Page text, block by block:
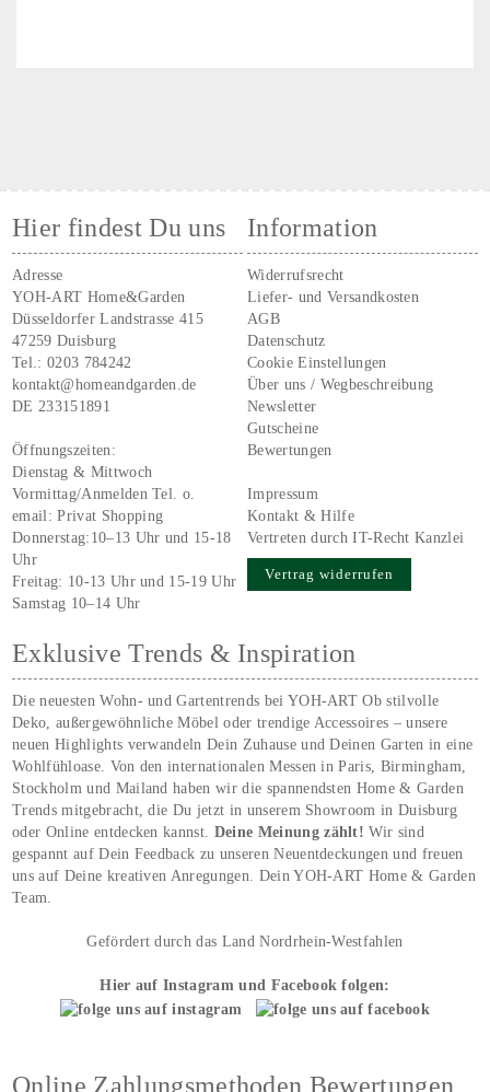
Hier findest Du uns
Adresse
YOH-ART Home&Garden
Düsseldorfer Landstrasse 415
47259 Duisburg
Tel.:0203 784242
kontakt@homeandgarden.de
DE 233151891
Öffnungszeiten:
Dienstag & Mittwoch
Vormittag/Anmelden Tel. o.
email:Privat Shopping
Donnerstag:10–13 Uhr und 15-18
Uhr
Freitag: 10-13 Uhr und 15-19 Uhr
Samstag 10–14 Uhr
Information
Widerrufsrecht
Liefer- und Versandkosten
AGB
Datenschutz
Cookie Einstellungen
Über uns / Wegbeschreibung
Newsletter
Gutscheine
Bewertungen
Impressum
Kontakt & Hilfe
Vertreten durch IT-Recht Kanzlei
Vertrag widerrufen
Exklusive Trends & Inspiration
Die neuesten Wohn- und Gartentrends bei YOH‑ART Ob stilvolle
Deko, außergewöhnliche Möbel oder trendige Accessoires – unsere
neuen Highlights verwandeln Dein Zuhause und Deinen Garten in eine
Wohlfühloase. Von den internationalen Messen in Paris, Birmingham,
Stockholm und Mailand haben wir die spannendsten Home & Garden
Trends mitgebracht, die Du jetzt in unserem Showroom in Duisburg
oder Online entdecken kannst. Deine Meinung zählt!Wir sind
gespannt auf Dein Feedback zu unseren Neuentdeckungen und freuen
uns auf Deine kreativen Anregungen. Dein YOH‑ART Home & Garden
Team.
Gefördert durch das Land Nordrhein-Westfahlen
Hier auf Instagram und Facebook folgen:
Online Zahlungsmethoden Bewertungen